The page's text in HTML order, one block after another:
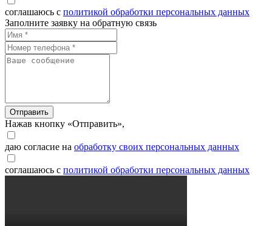
соглашаюсь с политикой обработки персональных данных
Заполните заявку на обратную связь
Отправить
Нажав кнопку «Отправить»,
даю согласие на обработку своих персональных данных
соглашаюсь с политикой обработки персональных данных